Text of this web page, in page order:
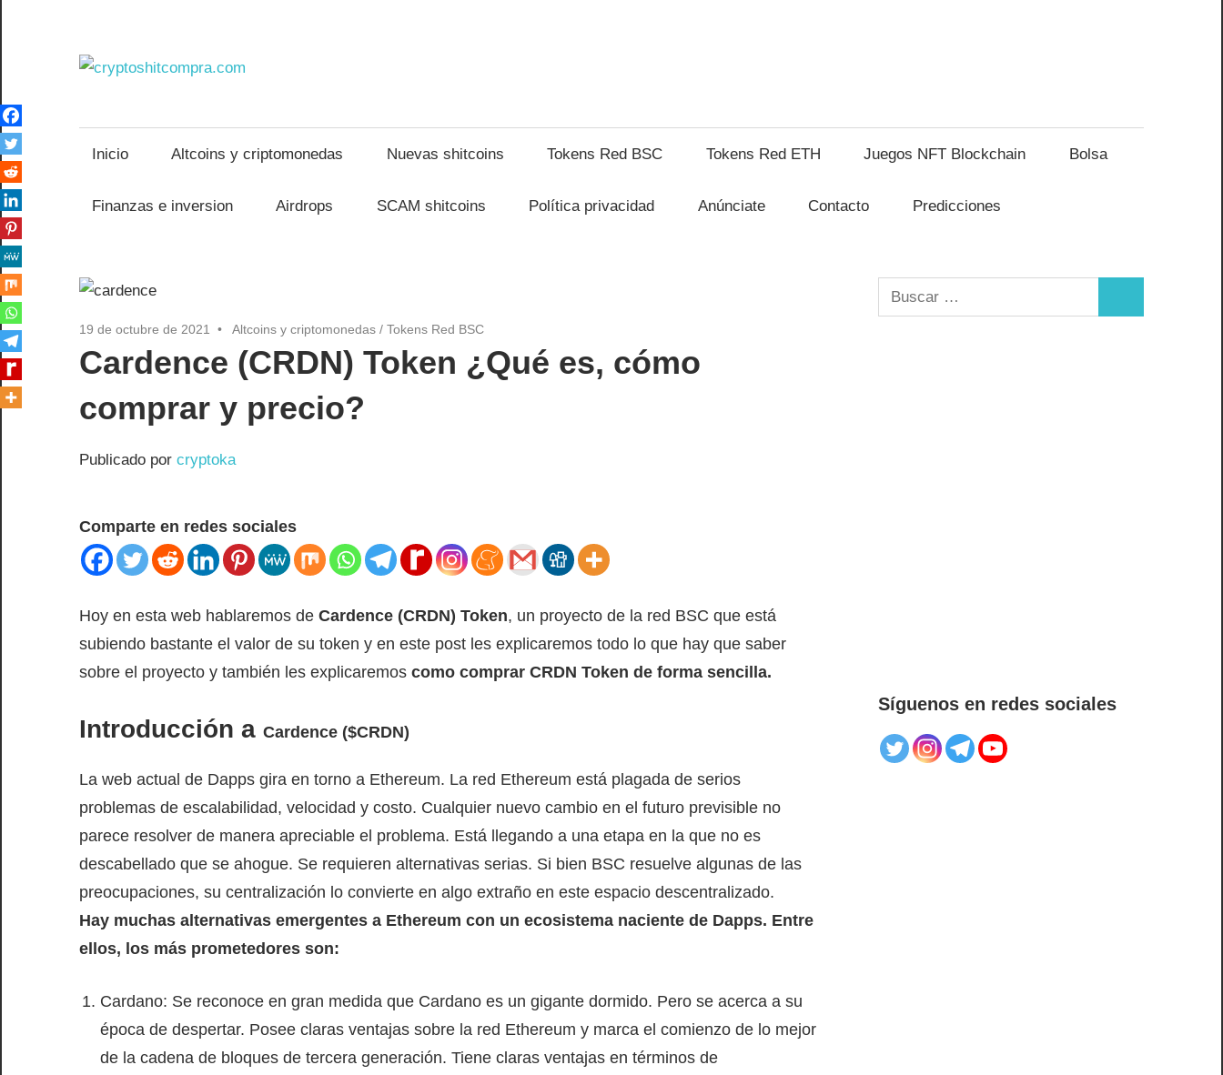
contenido
Inicio Altcoins y criptomonedas Nuevas shitcoins Tokens Red BSC Tokens Red ETH Juegos NFT Blockchain Bolsa
Finanzas e inversion Airdrops SCAM shitcoins Política privacidad Anúnciate Contacto Predicciones
19 de octubre de 2021 Altcoins y criptomonedas / Tokens Red BSC
Cardence (CRDN) Token ¿Qué es, cómo
comprar y precio?
Publicado por cryptoka
Comparte en redes sociales
Hoy en esta web hablaremos de Cardence (CRDN) Token, un proyecto de la red BSC que está
subiendo bastante el valor de su token y en este post les explicaremos todo lo que hay que saber
sobre el proyecto y también les explicaremos como comprar CRDN Token de forma sencilla.
Introducción a Cardence ($CRDN)
La web actual de Dapps gira en torno a Ethereum. La red Ethereum está plagada de serios
problemas de escalabilidad, velocidad y costo. Cualquier nuevo cambio en el futuro previsible no
parece resolver de manera apreciable el problema. Está llegando a una etapa en la que no es
descabellado que se ahogue. Se requieren alternativas serias. Si bien BSC resuelve algunas de las
preocupaciones, su centralización lo convierte en algo extraño en este espacio descentralizado.
Hay muchas alternativas emergentes a Ethereum con un ecosistema naciente de Dapps. Entre
ellos, los más prometedores son:
Cardano: Se reconoce en gran medida que Cardano es un gigante dormido. Pero se acerca a su
época de despertar. Posee claras ventajas sobre la red Ethereum y marca el comienzo de lo mejor
de la cadena de bloques de tercera generación. Tiene claras ventajas en términos de
Buscar:
Síguenos en redes sociales